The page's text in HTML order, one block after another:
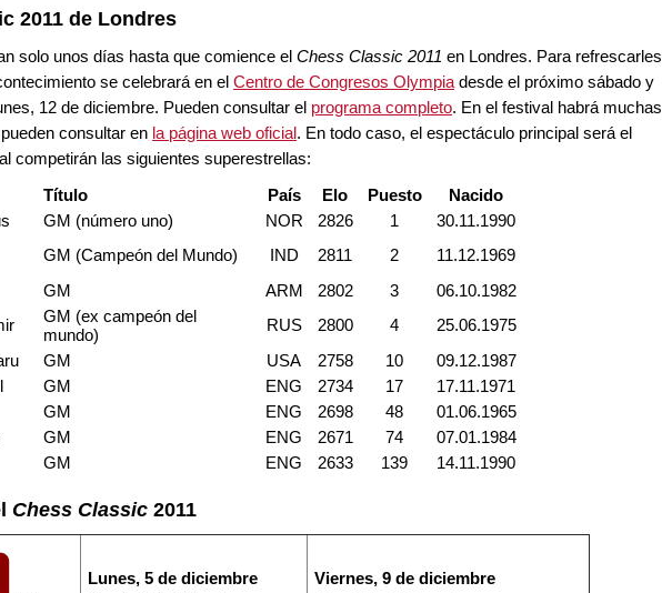
2011 de Londres
solo unos días hasta que comience el Chess Classic 2011 en Londres. Para refrescarles
se celebrará en el Centro de Congresos Olympia desde el próximo sábado y
12 de diciembre. Pueden consultar el programa completo. En el festival habrá muchas
consultar en la página web oficial. En todo caso, el espectáculo principal será el
competirán las siguientes superestrellas:
Título País Elo Puesto
Nacido
GM (número uno) NOR 2826 1
30.11.1990
GM (Campeón del Mundo) IND 2811 2
11.12.1969
GM ARM 2802 3
06.10.1982
GM (ex campeón del
mundo)
RUS 2800 4
25.06.1975
GM USA 2758 10
09.12.1987
GM ENG 2734 17
17.11.1971
GM ENG 2698 48
01.06.1965
GM ENG 2671 74
07.01.1984
GM ENG 2633 139 14.11.1990
Chess Classic 2011
Lunes, 5 de diciembre
Viernes, 9 de diciembre